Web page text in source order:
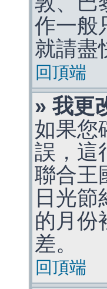
作一般
就請盡
回頂端
» 我更
如果您
誤，這
聯合王
日光
的月份
差。
回頂端